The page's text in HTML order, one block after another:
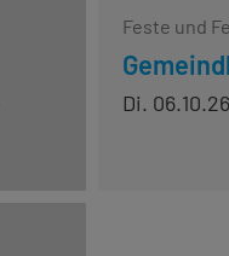
Feste und
Di. 06.10.26